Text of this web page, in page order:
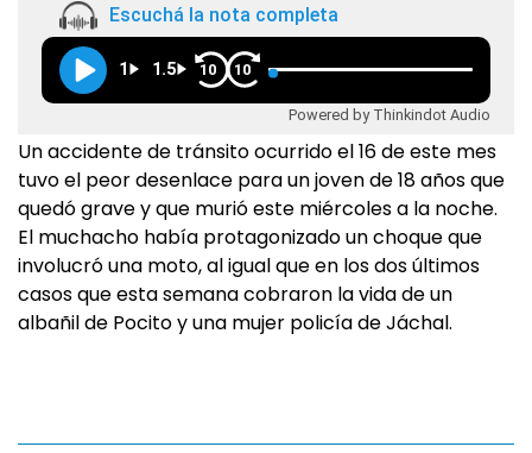
Escuchá la nota completa
1 1.5 10 10
Powered by Thinkindot Audio
Un accidente de tránsito ocurrido el 16 de este mes
tuvo el peor desenlace para un joven de 18 años que
quedó grave y que murió este miércoles a la noche.
El muchacho había protagonizado un choque que
involucró una moto, al igual que en los dos últimos
casos que esta semana cobraron la vida de un
albañil de Pocito y una mujer policía de Jáchal.